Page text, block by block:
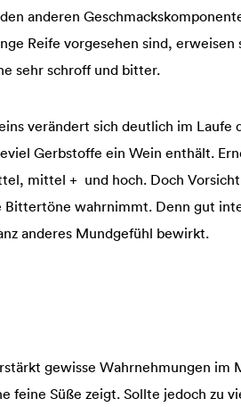
anderen
Reife vorgesehen sind, erweisen
sehr schroff und bitter.
verändert sich deutlich im Laufe
Gerbstoffe ein Wein enthält.
mittel + und hoch. Doch
Bittertöne wahrnimmt. Denn gut
anderes Mundgefühl bewirkt.
gewisse Wahrnehmungen im
feine Süße zeigt. Sollte jedoch zu